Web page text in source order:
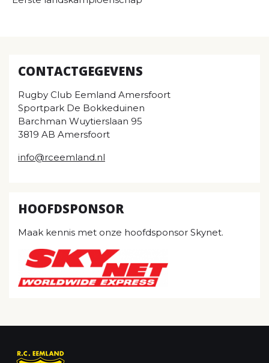
CONTACTGEGEVENS
Rugby Club Eemland Amersfoort
Sportpark De Bokkeduinen
Barchman Wuytierslaan 95
3819 AB Amersfoort
info@rceemland.nl
HOOFDSPONSOR
Maak kennis met onze hoofdsponsor Skynet.